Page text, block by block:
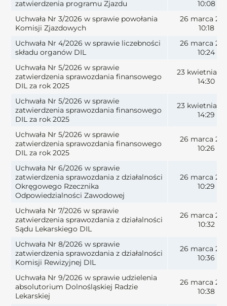
zatwierdzenia programu Zjazdu
10:08
Uchwała Nr 3/2026 w sprawie powołania
Komisji Zjazdowych
26 marca
10:18
Uchwała Nr 4/2026 w sprawie liczebności
składu organów DIL
26 marca
10:24
Uchwała Nr 5/2026 w sprawie
zatwierdzenia sprawozdania finansowego
DIL za rok 2025
23 kwietnia
14:30
Uchwała Nr 5/2026 w sprawie
zatwierdzenia sprawozdania finansowego
DIL za rok 2025
23 kwietnia
14:29
Uchwała Nr 5/2026 w sprawie
zatwierdzenia sprawozdania finansowego
DIL za rok 2025
26 marca
10:26
Uchwała Nr 6/2026 w sprawie
zatwierdzenia sprawozdania z działalności
Okręgowego Rzecznika
Odpowiedzialności Zawodowej
26 marca
10:29
Uchwała Nr 7/2026 w sprawie
zatwierdzenia sprawozdania z działalności
Sądu Lekarskiego DIL
26 marca
10:32
Uchwała Nr 8/2026 w sprawie
zatwierdzenia sprawozdania z działalności
Komisji Rewizyjnej DIL
26 marca
10:36
Uchwała Nr 9/2026 w sprawie udzielenia
absolutorium Dolnośląskiej Radzie
Lekarskiej
26 marca
10:38